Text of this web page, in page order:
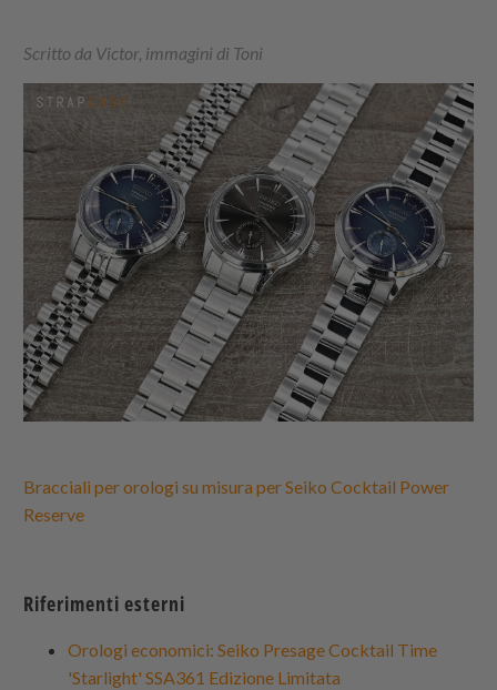
Scritto da Victor, immagini di Toni
Bracciali per orologi su misura per Seiko Cocktail Power
Reserve
Riferimenti esterni
Orologi economici: Seiko Presage Cocktail Time
'Starlight' SSA361 Edizione Limitata